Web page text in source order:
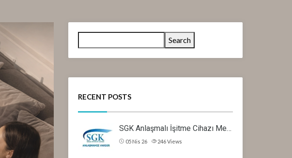
Search
RECENT POSTS
SGK Anlaşmalı İşitme Cihazı Me…
05 Nis 26 246Views